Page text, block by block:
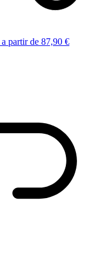
a partir de 87,90 €